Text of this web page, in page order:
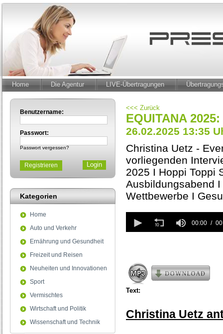
Home Die Agentur LIVE-Übertragungen
Benutzername:
Passwort:
Passwort vergessen?
Registrieren
Kategorien
Home
Auto und Verkehr
Ernährung und Gesundheit
Freizeit und Reisen
Neuheiten und Innovationen
Sport
Vermischtes
Wirtschaft und Politik
Wissenschaft und Technik
<<< Zurück
EQUITANA
26.02.2025 13:35
Christina Uetz -
vorliegenden
2025 I Hoppi Toppi
Ausbildungsabend
Wettbewerbe I
seconds
of
00:00
Text:
Christina Uetz